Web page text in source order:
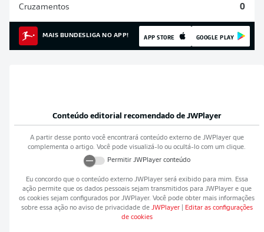
Cruzamentos 0
MAIS BUNDESLIGA NO APP! APP STORE GOOGLE PLAY
Conteúdo editorial recomendado de JWPlayer
A partir desse ponto você encontrará conteúdo externo de JWPlayerque
complementa o artigo. Você pode visualizá-lo ou ocultá-lo com um clique.
Permitir JWPlayerconteúdo
Eu concordo que o conteúdo externo JWPlayerserá exibido para mim. Essa
ação permite que os dados pessoais sejam transmitidos para JWPlayere que
os cookies sejam configurados por JWPlayer. Você pode obter mais informações
sobre essa ação no aviso de privacidade de JWPlayer
Editar as configurações
de cookies